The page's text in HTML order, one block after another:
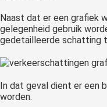
Naast dat er een grafiek
gelegenheid gebruik
gedetailleerde schatting
In dat geval dient er een
worden.